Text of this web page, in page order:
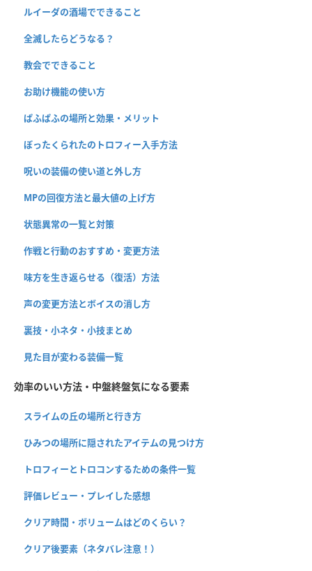
ルイーダの酒場でできること
全滅したらどうなる？
教会でできること
お助け機能の使い方
ぱふぱふの場所と効果・メリット
ぼったくられたのトロフィー入手方法
呪いの装備の使い道と外し方
MPの回復方法と最大値の上げ方
状態異常の一覧と対策
作戦と行動のおすすめ・変更方法
味方を生き返らせる（復活）方法
声の変更方法とボイスの消し方
裏技・小ネタ・小技まとめ
見た目が変わる装備一覧
効率のいい方法・中盤終盤気になる要素
スライムの丘の場所と行き方
ひみつの場所に隠されたアイテムの見つけ方
トロフィーとトロコンするための条件一覧
評価レビュー・プレイした感想
クリア時間・ボリュームはどのくらい？
クリア後要素（ネタバレ注意！）